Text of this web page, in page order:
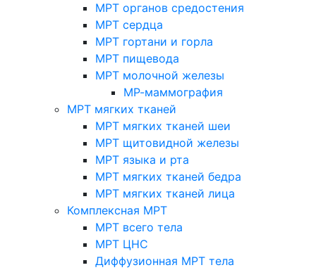
МРТ органов средостения
МРТ сердца
МРТ гортани и горла
МРТ пищевода
МРТ молочной железы
МР-маммография
МРТ мягких тканей
МРТ мягких тканей шеи
МРТ щитовидной железы
МРТ языка и рта
МРТ мягких тканей бедра
МРТ мягких тканей лица
Комплексная МРТ
МРТ всего тела
МРТ ЦНС
Диффузионная МРТ тела